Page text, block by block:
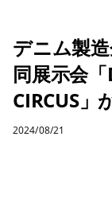
デニム製
同展示会
CIRCUS」
2024/08/21